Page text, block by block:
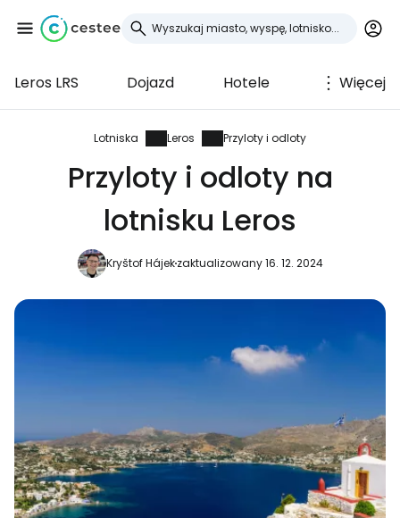
Leros LRS Dojazd Hotele Więcej
Lotniska Leros Przyloty i odloty
Przyloty i odloty na
lotnisku Leros
Kryštof Hájekzaktualizowany 16. 12. 2024
Zaloguj się do
Cestee
... światowej społeczności podróżniczej